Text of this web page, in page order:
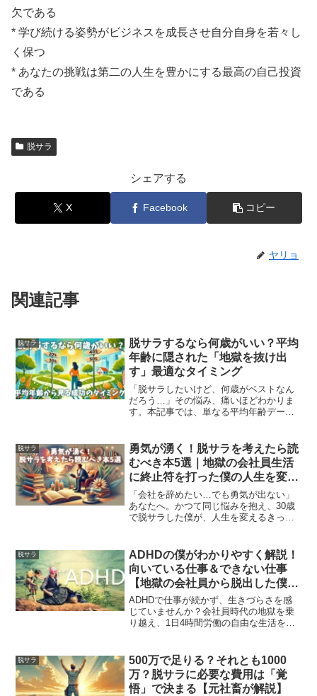
欠である
* 学び続ける姿勢がビジネスを成長させ自分自身を若々し
く保つ
* あなたの挑戦は第二の人生を豊かにする最高の自己投資
である
脱サラ
シェアする
X Facebook コピー
ヤリョ
関連記事
脱サラ
脱サラするなら何歳がいい？平均
年齢に隠された「地獄を抜け出
す」最適なタイミング
「脱サラしたいけど、何歳がベストなん
だろう…」その悩み、痛いほどわかりま
す。本記事では、単なる平均年齢データ
しないための準備を、実際に30歳で脱サ
ラした筆者が魂を込めて解説。あなたの
人生を変える「覚悟のタイミング」が、
ここにあります。
脱サラ
勇気が湧く！脱サラを考えたら読
むべき本5選｜地獄の会社員生活
に終止符を打った僕の人生を変え
た一冊とは
「会社を辞めたい…でも勇気が出ない」
あなたへ。かつて同じ悩みを抱え、30歳
で脱サラした僕が、人生を変えるきっか
会社に依存しない生き方への具体的な一
歩を踏み出せます。
脱サラ
ADHDの僕がわかりやすく解説！
向いている仕事＆できない仕事
【地獄の会社員から脱出した僕が
語る、才能を爆発させる天職の見
つけ方】
ADHDで仕事が続かず、生きづらさを感
じていませんか？会社員時代の地獄を乗
り越え、1日4時間労働の自由な生活を手
この記事を読めば、あなたに合った天職
が見つかり、人生が変わるきっかけにな
ります。
脱サラ
500万で足りる？それとも1000
万？脱サラに必要な費用は「覚
悟」で決まる【元社畜が解説】